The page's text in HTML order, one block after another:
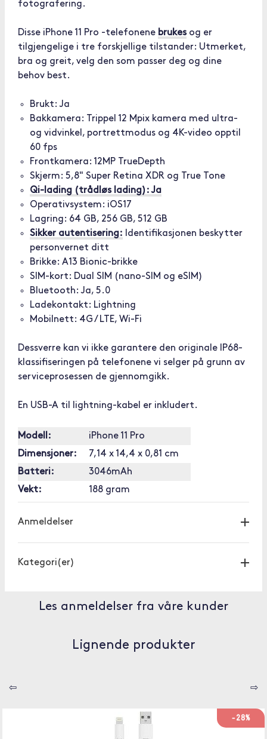
fotografering.
Disse iPhone 11 Pro -telefonene brukesog er
tilgjengelige i tre forskjellige tilstander: Utmerket,
bra og greit, velg den som passer deg og dine
behov best.
Brukt: Ja
Bakkamera: Trippel 12 Mpix kamera med ultra-
og vidvinkel, portrettmodus og 4K-video opptil
60 fps
Frontkamera: 12MP TrueDepth
Skjerm: 5,8" Super Retina XDR og True Tone
Qi-lading (trådløs lading): Ja
Operativsystem: iOS17
Lagring: 64 GB, 256 GB, 512 GB
Sikker autentisering: Identifikasjonen beskytter
personvernet ditt
Brikke: A13 Bionic-brikke
SIM-kort: Dual SIM (nano-SIM og eSIM)
Bluetooth: Ja, 5.0
Ladekontakt: Lightning
Mobilnett: 4G / LTE, Wi-Fi
Dessverre kan vi ikke garantere den originale IP68-
klassifiseringen på telefonene vi selger på grunn av
serviceprosessen de gjennomgikk.
En USB-A til lightning-kabel er inkludert.
Modell:
iPhone 11 Pro
Dimensjoner:
7,14 x 14,4 x 0,81 cm
Batteri:
3046mAh
Vekt:
188 gram
Anmeldelser
Kategori(er)
Les anmeldelser fra våre kunder
Lignende produkter
⇦ ⇨
-28%